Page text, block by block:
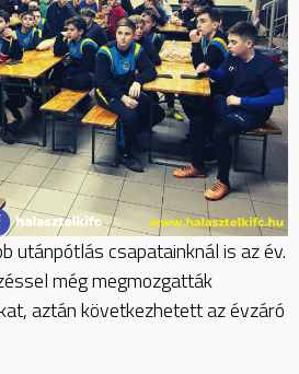
utánpótlás csapatainknál is az év.
még megmozgatták
aztán következhetett az évzáró